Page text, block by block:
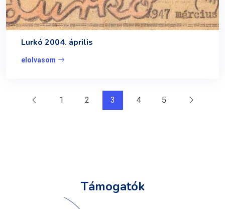
Lurkó 2004. április
elolvasom
1 2 3 4 5
Támogatók